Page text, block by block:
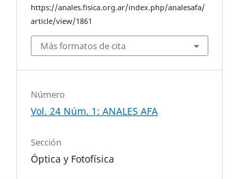
https://anales.fisica.org.ar/index.php/analesafa/
article/view/1861
Más formatos de cita
Número
Vol. 24 Núm. 1: ANALES AFA
Sección
Óptica y Fotofísica